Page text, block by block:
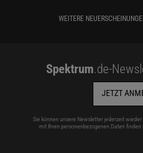
WEITERE
Spektrum.de-
JETZT
Sie können unsere Newsletter jederzeit
mit Ihren personenbezogenen Daten finden